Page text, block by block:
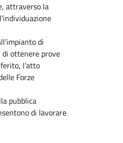
attraverso la
di
ottenere prove
l’atto
Forze
pubblica
di lavorare